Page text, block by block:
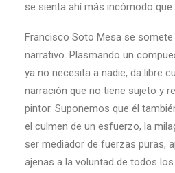
se sienta ahí más incómodo que
Francisco Soto Mesa se
narrativo. Plasmando un
ya no necesita a nadie, da libre
narración que no tiene sujeto y
pintor. Suponemos que él
el culmen de un esfuerzo, la
ser mediador de fuerzas puras,
ajenas a la voluntad de todos